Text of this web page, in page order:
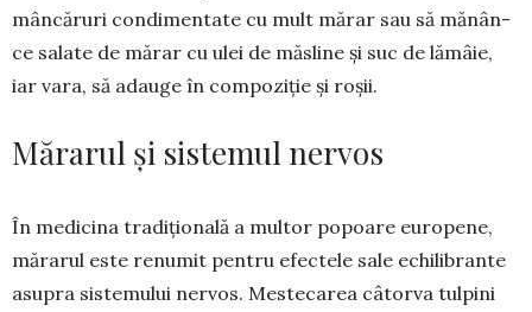
mâncăruri con­­di­men­tate cu mult mă­­rar sau să mă­nân­
ce sa­late de mărar cu ulei de măs­line și suc de lă­mâie,
iar vara, să adauge în com­­poziție și roșii.
Mărarul și sistemul nervos
În medicina tradițională a multor popoare euro­pene,
mărarul este renumit pentru efectele sale echi­li­­brante
asupra sistemului nervos. Mestecarea câtor­va tulpini